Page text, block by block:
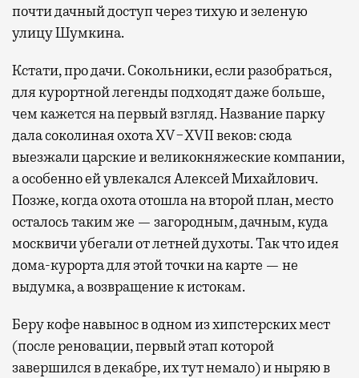
почти дачный доступ через тихую и зеленую
улицу Шумкина.
Кстати, про дачи. Сокольники, если разобраться,
для курортной легенды подходят даже больше,
чем кажется на первый взгляд. Название парку
дала соколиная охота XV−XVII веков: сюда
выезжали царские и великокняжеские компании,
а особенно ей увлекался Алексей Михайлович.
Позже, когда охота отошла на второй план, место
осталось таким же — загородным, дачным, куда
москвичи убегали от летней духоты. Так что идея
дома-курорта для этой точки на карте — не
выдумка, а возвращение к истокам.
Беру кофе навынос в одном из хипстерских мест
(после реновации, первый этап которой
завершился в декабре, их тут немало) и ныряю в